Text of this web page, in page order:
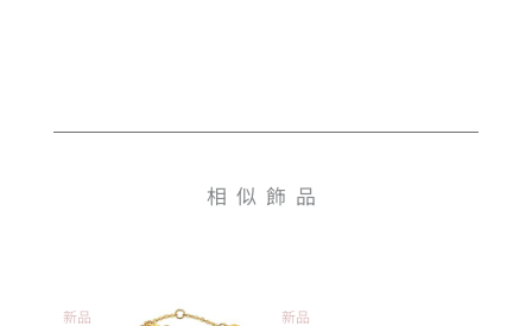
相似飾品
新品 新品